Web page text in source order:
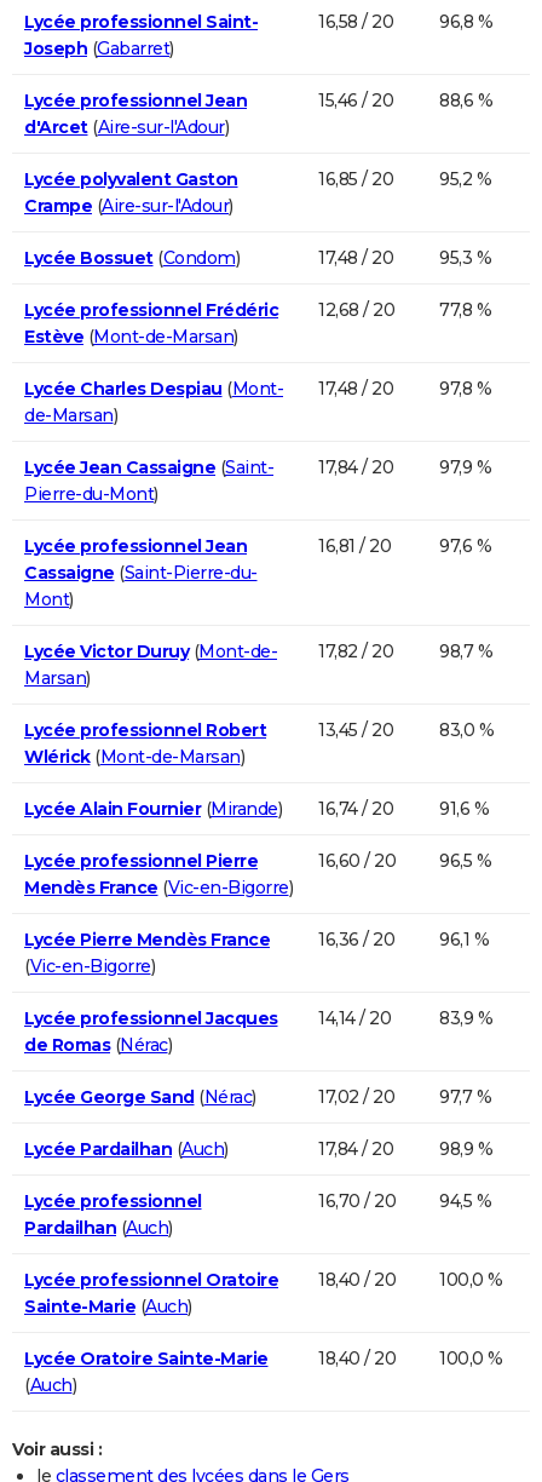
Lycée professionnel Saint-
Joseph (Gabarret)
16,58 / 20 96,8 %
Lycée professionnel Jean
d'Arcet(Aire-sur-l'Adour)
15,46 / 20 88,6 %
Lycée polyvalent Gaston
Crampe (Aire-sur-l'Adour)
16,85 / 20 95,2 %
Lycée Bossuet(Condom) 17,48 / 20 95,3 %
Lycée professionnel Frédéric
Estève (Mont-de-Marsan)
12,68 / 20 77,8 %
Lycée Charles Despiau (Mont-
de-Marsan)
17,48 / 20 97,8 %
Lycée Jean Cassaigne (Saint-
Pierre-du-Mont)
17,84 / 20 97,9 %
Lycée professionnel Jean
Cassaigne (Saint-Pierre-du-
Mont)
16,81 / 20 97,6 %
Lycée Victor Duruy(Mont-de-
Marsan)
17,82 / 20 98,7 %
Lycée professionnel Robert
Wlérick(Mont-de-Marsan)
13,45 / 20 83,0 %
Lycée Alain Fournier(Mirande) 16,74 / 20 91,6 %
Lycée professionnel Pierre
Mendès France (Vic-en-Bigorre)
16,60 / 20 96,5 %
Lycée Pierre Mendès France
(Vic-en-Bigorre)
16,36 / 20 96,1 %
Lycée professionnel Jacques
de Romas(Nérac)
14,14 / 20 83,9 %
Lycée George Sand(Nérac) 17,02 / 20 97,7 %
Lycée Pardailhan (Auch) 17,84 / 20 98,9 %
Lycée professionnel
Pardailhan (Auch)
16,70 / 20 94,5 %
Lycée professionnel Oratoire
Sainte-Marie (Auch)
18,40 / 20 100,0 %
Lycée Oratoire Sainte-Marie
(Auch)
18,40 / 20 100,0 %
Voir aussi :
le classement des lycées dans le Gers